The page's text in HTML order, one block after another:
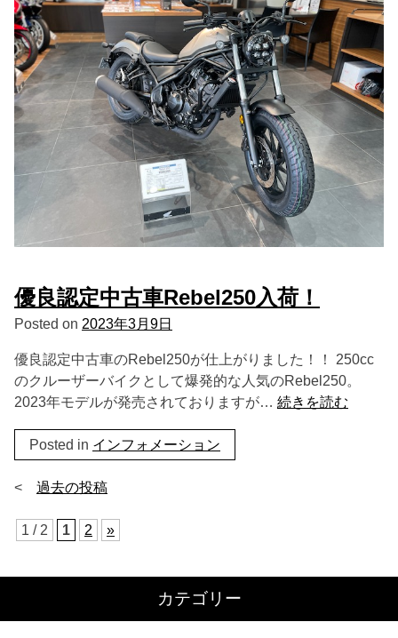
優良認定中古車Rebel250入荷！
Posted on 2023年3月9日
優良認定中古車のRebel250が仕上がりました！！ 250cc
のクルーザーバイクとして爆発的な人気のRebel250。
2023年モデルが発売されておりますが… 続きを読む
Posted in インフォメーション
投
稿
ゲ
過去の投稿
1 / 2 1 2 »
カテゴリー